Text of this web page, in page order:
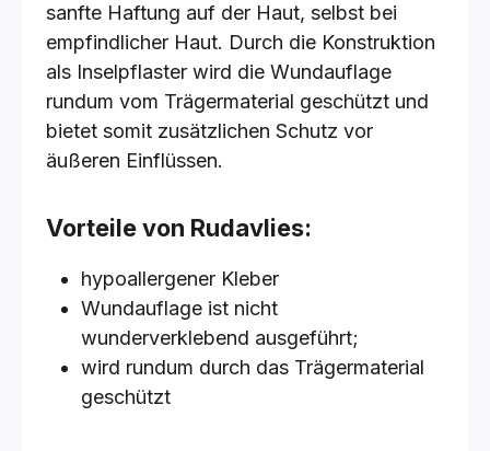
sanfte Haftung auf der Haut, selbst bei
empfindlicher Haut. Durch die Konstruktion
als Inselpflaster wird die Wundauflage
rundum vom Trägermaterial geschützt und
bietet somit zusätzlichen Schutz vor
äußeren Einflüssen.
Vorteile von Rudavlies:
hypoallergener Kleber
Wundauflage ist nicht
wunderverklebend ausgeführt;
wird rundum durch das Trägermaterial
geschützt